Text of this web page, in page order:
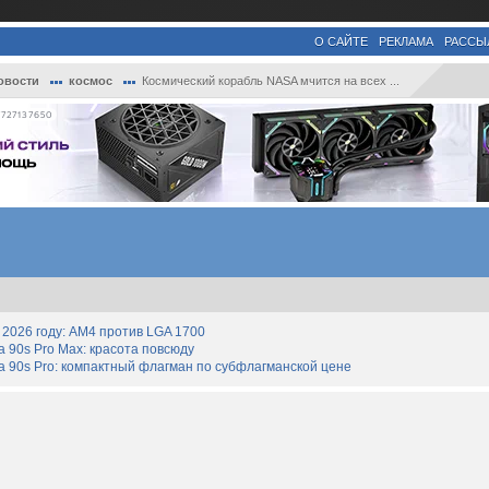
О САЙТЕ РЕКЛАМА
космос Космический корабль NASA мчится на всех ...
году: AM4 против LGA 1700
Pro Max: красота повсюду
Pro: компактный флагман по субфлагманской цене